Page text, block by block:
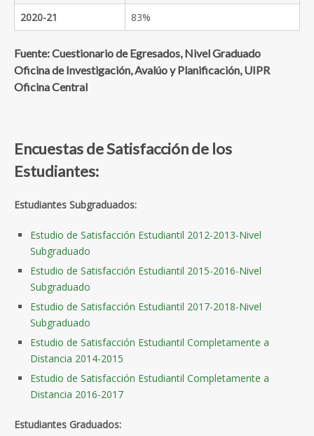
2020-21 83%
Fuente: Cuestionario de Egresados, Nivel Graduado
Oficina de Investigación, Avalúo y Planificación, UIPR
Oficina Central
Encuestas de Satisfacción de los
Estudiantes:
Estudiantes Subgraduados:
Estudio de Satisfacción Estudiantil 2012-2013-Nivel
Subgraduado
Estudio de Satisfacción Estudiantil 2015-2016-Nivel
Subgraduado
Estudio de Satisfacción Estudiantil 2017-2018-Nivel
Subgraduado
Estudio de Satisfacción Estudiantil Completamente a
Distancia 2014-2015
Estudio de Satisfacción Estudiantil Completamente a
Distancia 2016-2017
Estudiantes Graduados: